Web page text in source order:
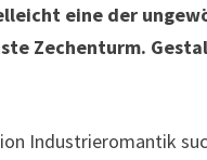
eine der
Zechenturm.
Industrieromantik